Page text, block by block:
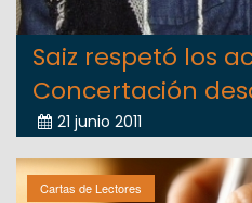
Saiz respetó los
Concertación
21 junio 2011
Cartas de Lectores